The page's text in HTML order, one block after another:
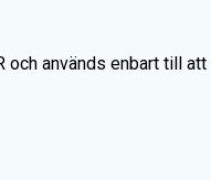
och används enbart till